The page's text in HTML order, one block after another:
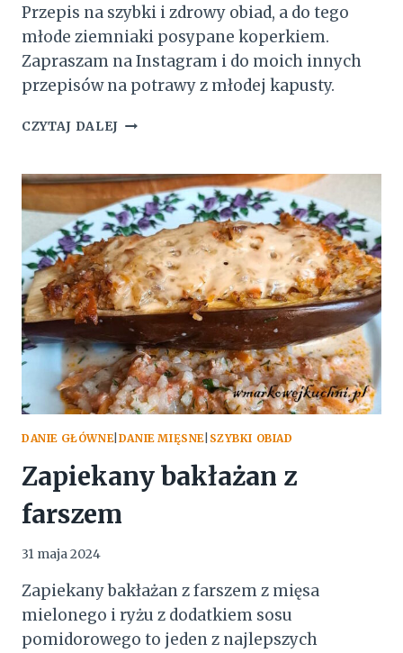
Przepis na szybki i zdrowy obiad, a do tego
młode ziemniaki posypane koperkiem.
Zapraszam na Instagram i do moich innych
przepisów na potrawy z młodej kapusty.
CZYTAJ DALEJ BIGOS
KAPUSTY
NA
ŻEBERKACH
DANIE GŁÓWNE| DANIE MIĘSNE| SZYBKI OBIAD
Zapiekany bakłażan z
farszem
31 maja 2024
Zapiekany bakłażan z farszem z mięsa
mielonego i ryżu z dodatkiem sosu
pomidorowego to jeden z najlepszych